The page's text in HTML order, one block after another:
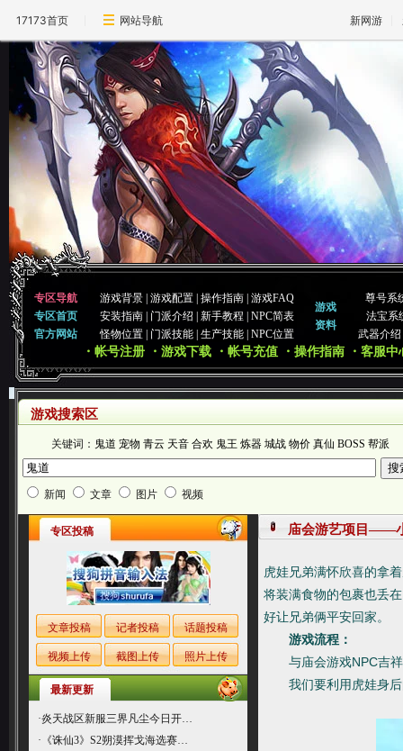
17173首页 网站导航 新网游
专区导航
专区首页
官方网站
游戏背景 |游戏配置 |操作指南 |游戏FAQ
安装指南
门派介绍 |新手教程 |NPC简表
怪物位置
门派技能 |生产技能 |NPC位置
游戏
资料
尊号系
法宝系
武器介绍
・帐号注册 ・游戏下载 ・帐号充值 ・操作指南 ・客服中
游戏搜索区
关键词： 鬼道 宠物 青云 天音 合欢 鬼王 炼器 城战 物价 真仙 BOSS 帮派
新闻 文章 图片 视频
专区投稿
文章投稿 记者投稿 话题投稿
视频上传 截图上传 照片上传
最新更新
·炎天战区新服三界凡尘今日开…
· 《诛仙3》S2朔漠挥戈海选赛…
庙会游艺项目――
虎娃兄弟满怀欣喜的拿
将装满食物的包裹也丢
好让兄弟俩平安回家。
游戏流程：
与庙会游戏NPC吉祥
我们要利用虎娃身后